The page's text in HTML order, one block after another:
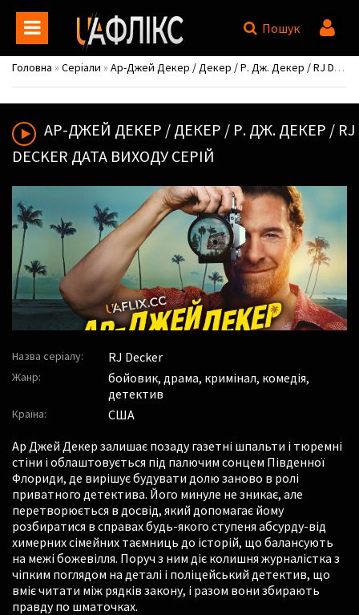
Пошук
Головна » Серіали » Ар-Джей Декер / Декер / Р. Дж. Декер / RJ Decker
АР-ДЖЕЙ ДЕКЕР / ДЕКЕР / Р. ДЖ. ДЕКЕР / RJ
DECKER ДАТА ВИХОДУ СЕРІЙ
Назва серіалу: RJ Decker
Жанр:
бойовик, драма, кримінал, комедія,
детектив
Країна:
США
Ар Джей Декер залишає позаду газетні шпальти і тюремні
стіни і облаштовується під палючим сонцем Південної
Флориди, де вирішує будувати долю заново в ролі
приватного детектива. Його минуле не зникає, але
перетворюється в досвід, який допомагає йому
розбиратися в справах будь-якого ступеня абсурду-від
химерних сімейних таємниць до історій, що балансують
на межі божевілля. Поруч з ним діє колишня журналістка з
чіпким поглядом на деталі і поліцейський детектив, що
вміє читати між рядків закону, і разом вони збирають
правду по шматочках.